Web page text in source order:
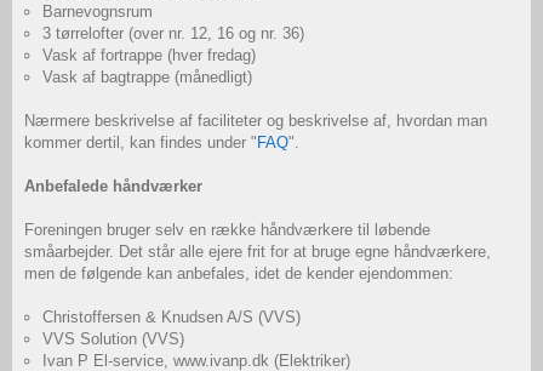
Barnevognsrum
3 tørrelofter (over nr. 12, 16 og nr. 36)
Vask af fortrappe (hver fredag)
Vask af bagtrappe (månedligt)
Nærmere beskrivelse af faciliteter og beskrivelse af, hvordan man
kommer dertil, kan findes under " FAQ".
Anbefalede håndværker
Foreningen bruger selv en række håndværkere til løbende
småarbejder. Det står alle ejere frit for at bruge egne håndværkere,
men de følgende kan anbefales, idet de kender ejendommen:
Christoffersen & Knudsen A/S (VVS)
VVS Solution (VVS)
Ivan P El-service, www.ivanp.dk (Elektriker)